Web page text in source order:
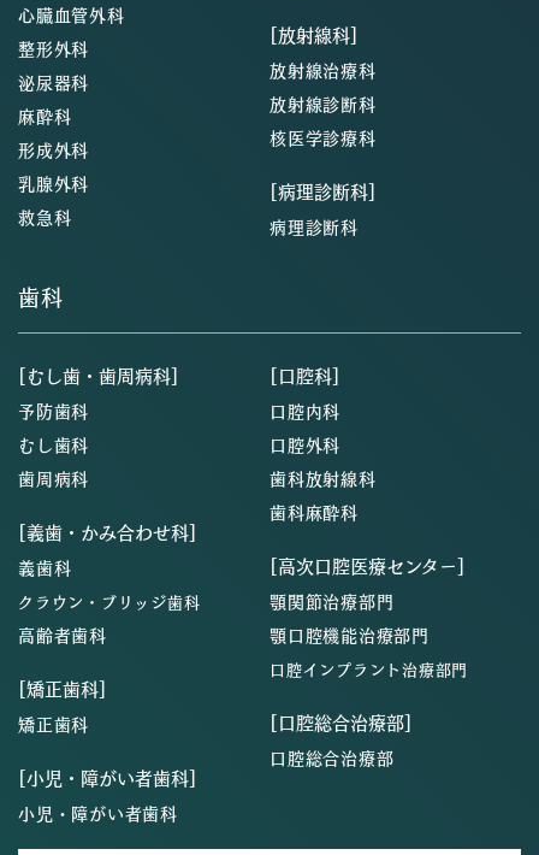
心臓血管外科
整形外科
泌尿器科
麻酔科
形成外科
乳腺外科
救急科
[放射線科]
放射線治療科
放射線診断科
核医学診療科
[病理診断科]
病理診断科
歯科
[むし歯・歯周病科]
予防歯科
むし歯科
歯周病科
[義歯・かみ合わせ科]
義歯科
クラウン・ブリッジ歯科
高齢者歯科
[矯正歯科]
矯正歯科
[小児・障がい者歯科]
小児・障がい者歯科
[口腔科]
口腔内科
口腔外科
歯科放射線科
歯科麻酔科
[高次口腔医療センター]
顎関節治療部門
顎口腔機能治療部門
口腔インプラント治療部門
[口腔総合治療部]
口腔総合治療部